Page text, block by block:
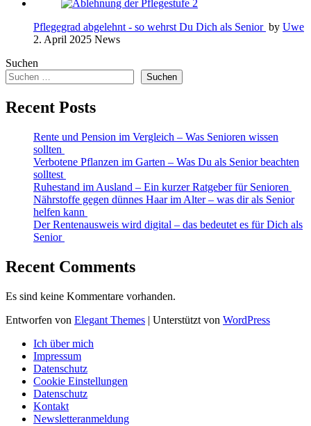
Pflegegrad abgelehnt - so wehrst Du Dich als Senior by Uwe
2. April 2025 News
Suchen
Suchen
Recent Posts
Rente und Pension im Vergleich – Was Senioren wissen
sollten
Verbotene Pflanzen im Garten – Was Du als Senior beachten
solltest
Ruhestand im Ausland – Ein kurzer Ratgeber für Senioren
Nährstoffe gegen dünnes Haar im Alter – was dir als Senior
helfen kann
Der Rentenausweis wird digital – das bedeutet es für Dich als
Senior
Recent Comments
Es sind keine Kommentare vorhanden.
Entworfen von Elegant Themes | Unterstützt von WordPress
Ich über mich
Impressum
Datenschutz
Cookie Einstellungen
Datenschutz
Kontakt
Newsletteranmeldung